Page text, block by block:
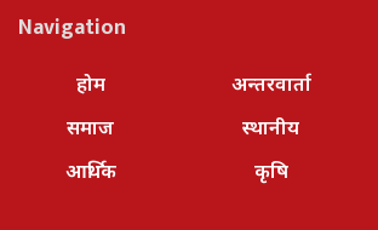
Navigation
होम
समाज
आर्थिक
अन्तरवार्ता
स्थानीय
कृषि